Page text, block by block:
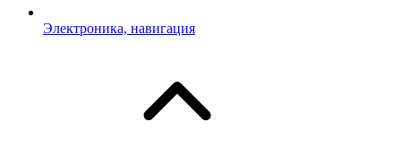
Электроника, навигация